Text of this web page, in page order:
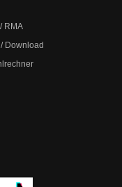
RMA
Download